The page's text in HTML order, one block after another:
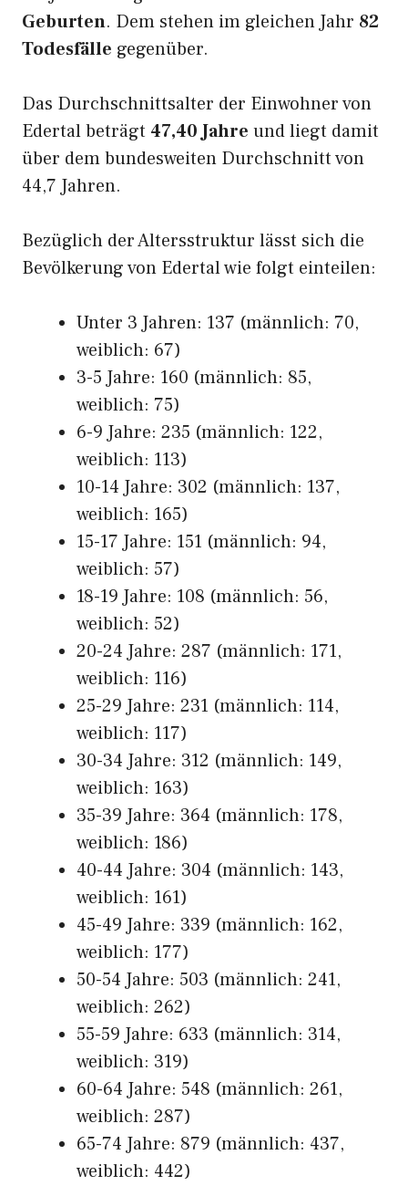
Geburten. Dem stehen im gleichen Jahr 82
Todesfälle gegenüber.
Das Durchschnittsalter der Einwohner von
Edertal beträgt 47,40 Jahre und liegt damit
über dem bundesweiten Durchschnitt von
44,7 Jahren.
Bezüglich der Altersstruktur lässt sich die
Bevölkerung von Edertal wie folgt einteilen:
Unter 3 Jahren: 137 (männlich: 70,
weiblich: 67)
3-5 Jahre: 160 (männlich: 85,
weiblich: 75)
6-9 Jahre: 235 (männlich: 122,
weiblich: 113)
10-14 Jahre: 302 (männlich: 137,
weiblich: 165)
15-17 Jahre: 151 (männlich: 94,
weiblich: 57)
18-19 Jahre: 108 (männlich: 56,
weiblich: 52)
20-24 Jahre: 287 (männlich: 171,
weiblich: 116)
25-29 Jahre: 231 (männlich: 114,
weiblich: 117)
30-34 Jahre: 312 (männlich: 149,
weiblich: 163)
35-39 Jahre: 364 (männlich: 178,
weiblich: 186)
40-44 Jahre: 304 (männlich: 143,
weiblich: 161)
45-49 Jahre: 339 (männlich: 162,
weiblich: 177)
50-54 Jahre: 503 (männlich: 241,
weiblich: 262)
55-59 Jahre: 633 (männlich: 314,
weiblich: 319)
60-64 Jahre: 548 (männlich: 261,
weiblich: 287)
65-74 Jahre: 879 (männlich: 437,
weiblich: 442)